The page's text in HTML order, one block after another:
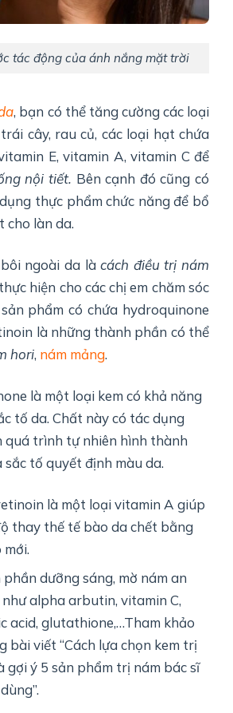
tác động của ánh nắng mặt trời
, bạn có thể tăng cường các loại
cây, rau củ, các loại hạt chứa
E, vitamin A, vitamin C để
nội tiết. Bên cạnh đó cũng có
thực phẩm chức năng để bổ
cho làn da.
ngoài da làcách điều trị nám
hiện cho các chị em chăm sóc
phẩm có chứa hydroquinone
là những thành phần có thể
hori, nám mảng.
là một loại kem có khả năng
tố da. Chất này có tác dụng
quá trình tự nhiên hình thành
sắc tố quyết định màu da.
là một loại vitamin A giúp
thay thế tế bào da chết bằng
mới.
dưỡng sáng, mờ nám an
alpha arbutin, vitamin C,
acid, glutathione,…Tham khảo
bài viết “Cách lựa chọn kem trị
gợi ý 5 sản phẩm trị nám bác sĩ